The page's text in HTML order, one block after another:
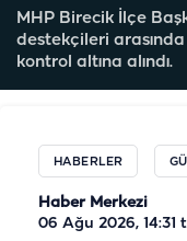
MHP Birecik İlçe
destekçileri
kontrol altına alındı.
HABERLER
Haber Merkezi
06 Ağu 2026, 14:31